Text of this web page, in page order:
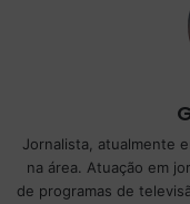
Jornalista, atualmente
na área. Atuação em
de programas de